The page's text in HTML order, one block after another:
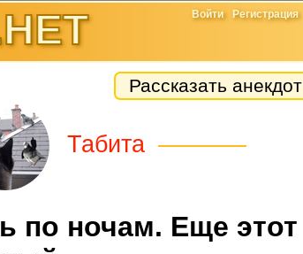
Войти Регистрация
Рассказать анекдот
Табита
по ночам. Еще этот